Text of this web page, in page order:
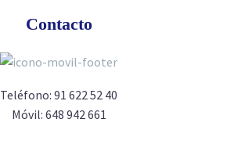
Contacto
Teléfono: 91 622 52 40
Móvil: 648 942 661